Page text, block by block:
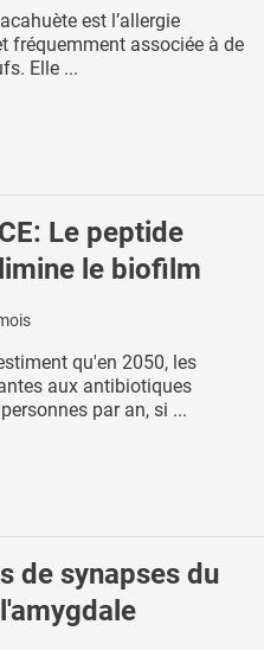
est l’allergie
fréquemment associée à de
Elle ...
Le peptide
le biofilm
qu'en 2050, les
aux antibiotiques
par an, si ...
de synapses du